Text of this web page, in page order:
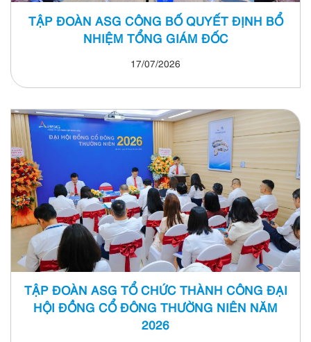
TẬP ĐOÀN ASG CÔNG BỐ QUYẾT ĐỊNH BỔ
NHIỆM TỔNG GIÁM ĐỐC
17/07/2026
TẬP ĐOÀN ASG TỔ CHỨC THÀNH CÔNG ĐẠI
HỘI ĐỒNG CỔ ĐÔNG THƯỜNG NIÊN NĂM
2026